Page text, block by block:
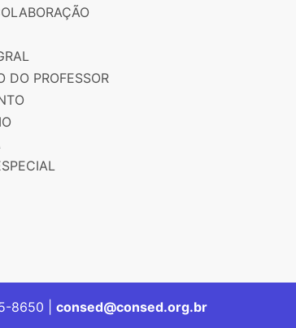
DO PROFESSOR
8650 | consed@consed.org.br